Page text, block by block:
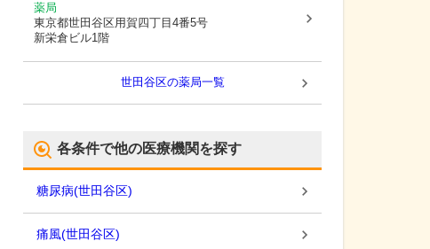
薬局
東京都世田谷区用賀四丁目4番5号
新栄倉ビル1階
世田谷区の薬局一覧
各条件で他の医療機関を探す
糖尿病(世田谷区)
痛風(世田谷区)